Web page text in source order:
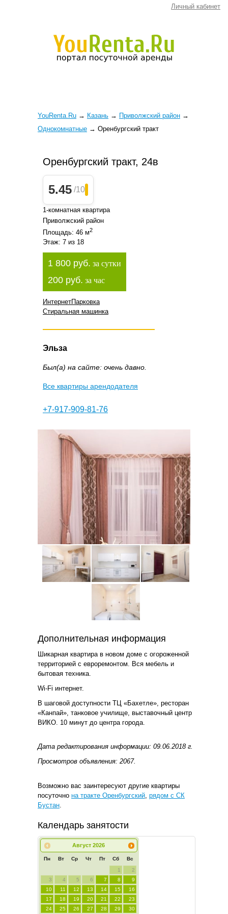
Личный кабинет
YouRenta.Ru → Казань → Приволжский район →
Однокомнатные → Оренбургский тракт
Оренбургский тракт, 24в
5.45 /10
1-комнатная квартира
Приволжский район
Площадь: 46 м2
Этаж: 7 из 18
1 800 руб. за сутки
200 руб. за час
ИнтернетПарковка
Стиральная машинка
Эльза
Был(а) на сайте: очень давно.
Все квартиры арендодателя
+7-917-909-81-76
Дополнительная информация
Шикарная квартира в новом доме с огороженной
территорией с евроремонтом. Вся мебель и
бытовая техника.
Wi-Fi интернет.
В шаговой доступности ТЦ «Бахетле», ресторан
«Канпай», танковое училище, выставочный центр
ВИКО. 10 минут до центра города.
Дата редактирования информации: 09.06.2018 г.
Просмотров объявления: 2067.
Возможно вас заинтересуют другие квартиры
посуточно на тракте Оренбургский рядом с СК
Бустан
Календарь занятости
Август 2026
Пн Вт Ср Чт Пт Сб Вс
1
2
3
4 5 6 7 8
9
10
11 12 13 14 15
16
17
18 19 20 21 22
23
24
25 26 27 28 29 30